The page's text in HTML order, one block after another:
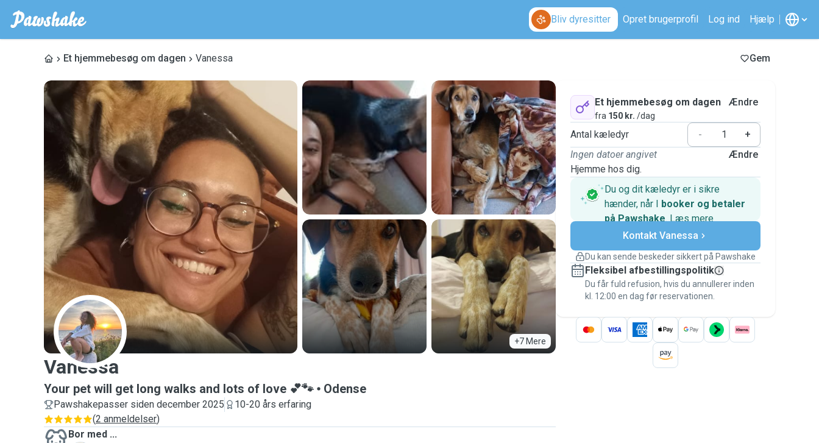
Bliv dyresitter Opret brugerprofil Log ind Hjælp
Et hjemmebesøg om dagen Vanessa Gem
+7 Mere
V
Vanessa
Your pet will get long walks and lots of love 💕🐾 Odense
Pawshakepasser siden december 2025
10-20 års erfaring
(2 anmeldelser)
Bor med ...
Et hjemmebesøg om dagen
fra 150 kr. /dag
Ændre
Antal kæledyr -
+
Ingen datoer angivet
Hjemme hos dig.
Ændre
Du og dit kæledyr er i sikre
hænder, når I booker og betaler
på Pawshake. Læs mere
Sikre betalinger
Support, hvis planerne ændrer
Dækkede bookinger
Hold alt på Pawshake – fra den første
besked til betalingen – for at være dækket
af Pawshake-garantien.
Kontakt Vanessa
Du kan sende beskeder sikkert på Pawshake
Fleksibel afbestillingspolitik
Du får fuld refusion, hvis du annullerer inden
kl. 12:00 en dag før reservationen.